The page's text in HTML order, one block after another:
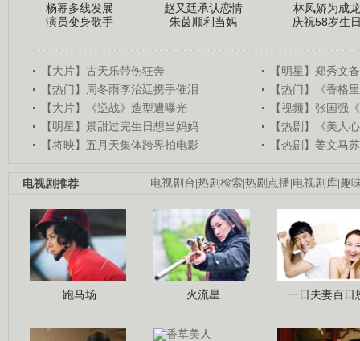
杨幂多线发展
演员变身歌手
赵又廷承认恋情
朱茵顺利当妈
林凤娇为成龙
庆祝58岁生
【大片】古天乐带伤狂奔
【明星】郑秀文
【热门】周冬雨李治廷携手催泪
【热门】《香格
【大片】《逆战》造型遭曝光
【视频】张国强
【明星】景甜过完生日想当妈妈
【热剧】《美人
【将映】五月天集体跨界拍电影
【热剧】姜文马
电视剧台|热剧检索|热剧点播|电视剧库|趣
电视剧推荐
跑马场 火流星 一日夫妻百日